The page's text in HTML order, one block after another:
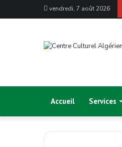
vendredi, 7 août 2026
Accueil Services